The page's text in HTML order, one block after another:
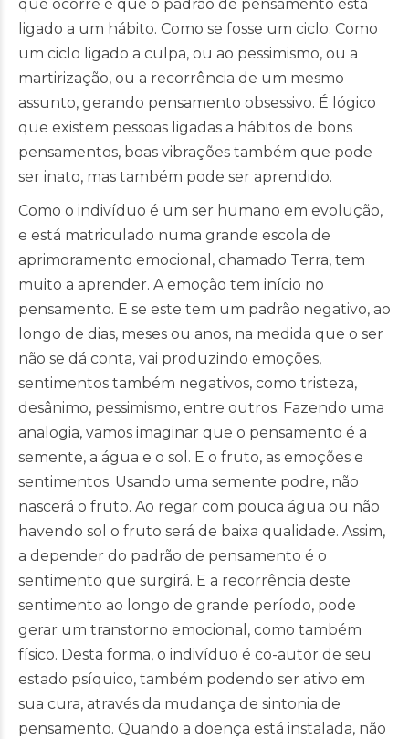
que ocorre é que o padrão de pensamento está
ligado a um hábito. Como se fosse um ciclo. Como
um ciclo ligado a culpa, ou ao pessimismo, ou a
martirização, ou a recorrência de um mesmo
assunto, gerando pensamento obsessivo. É lógico
que existem pessoas ligadas a hábitos de bons
pensamentos, boas vibrações também que pode
ser inato, mas também pode ser aprendido.
Como o indivíduo é um ser humano em evolução,
e está matriculado numa grande escola de
aprimoramento emocional, chamado Terra, tem
muito a aprender. A emoção tem início no
pensamento. E se este tem um padrão negativo, ao
longo de dias, meses ou anos, na medida que o ser
não se dá conta, vai produzindo emoções,
sentimentos também negativos, como tristeza,
desânimo, pessimismo, entre outros. Fazendo uma
analogia, vamos imaginar que o pensamento é a
semente, a água e o sol. E o fruto, as emoções e
sentimentos. Usando uma semente podre, não
nascerá o fruto. Ao regar com pouca água ou não
havendo sol o fruto será de baixa qualidade. Assim,
a depender do padrão de pensamento é o
sentimento que surgirá. E a recorrência deste
sentimento ao longo de grande período, pode
gerar um transtorno emocional, como também
físico. Desta forma, o indivíduo é co-autor de seu
estado psíquico, também podendo ser ativo em
sua cura, através da mudança de sintonia de
pensamento. Quando a doença está instalada, não